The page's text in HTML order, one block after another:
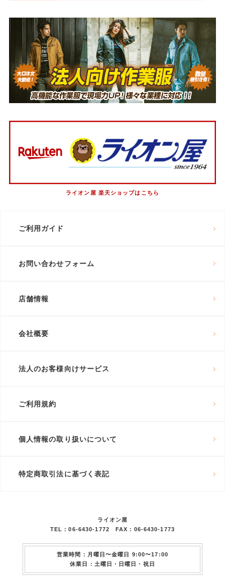
ライオン屋 楽天ショップはこちら
ご利用ガイド
お問い合わせフォーム
店舗情報
会社概要
法人のお客様向けサービス
ご利用規約
個人情報の取り扱いについて
特定商取引法に基づく表記
ライオン屋
TEL：06-6430-1772 FAX：06-6430-1773
営業時間：月曜日〜金曜日 9:00〜17:00
休業日：土曜日・日曜日・祝日